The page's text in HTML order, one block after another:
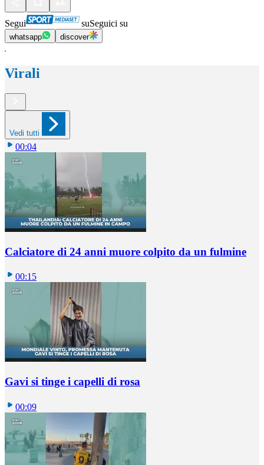
Segui suSeguici su
whatsapp discover
Virali
Vedi tutti
00:04
Calciatore di 24 anni muore colpito da un fulmine
00:15
Gavi si tinge i capelli di rosa
00:09